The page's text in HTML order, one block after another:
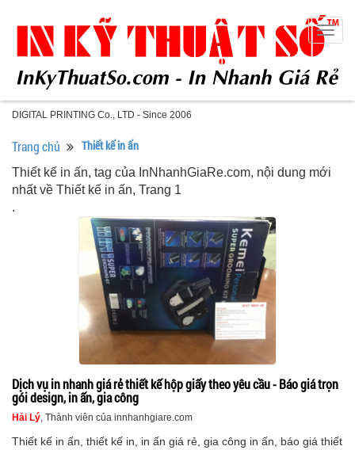
DIGITAL PRINTING Co., LTD - Since 2006
Trang chủ Thiết kế in ấn
Thiết kế in ấn, tag của InNhanhGiaRe.com, nội dung mới
nhất về Thiết kế in ấn, Trang 1
.
Dịch vụ in nhanh giá rẻ thiết kế hộp giấy theo yêu cầu - Báo giá trọn
gói design, in ấn, gia công
Hải Lý, Thành viên của innhanhgiare.com
Thiết kế in ấn, thiết kế in, in ấn giá rẻ, gia công in ấn, báo giá thiết